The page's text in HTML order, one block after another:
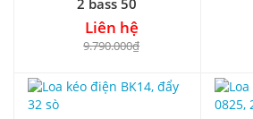
Liên hệ
9.790.000₫